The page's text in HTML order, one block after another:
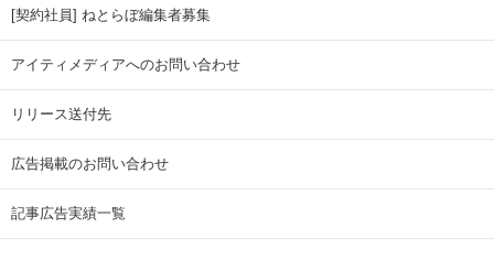
[契約社員] ねとらぼ編集者募集
アイティメディアへのお問い合わせ
リリース送付先
広告掲載のお問い合わせ
記事広告実績一覧